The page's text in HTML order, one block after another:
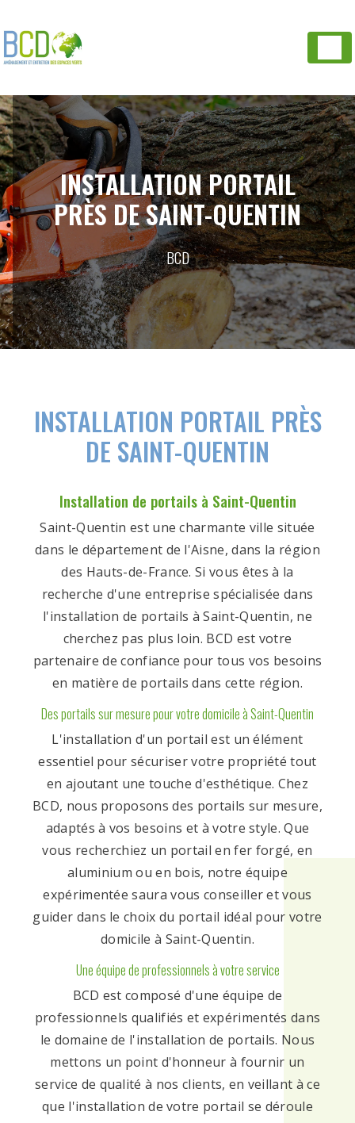
INSTALLATION PORTAIL
PRÈS DE SAINT-QUENTIN
BCD
INSTALLATION PORTAIL PRÈS
DE SAINT-QUENTIN
Installation de portails à Saint-Quentin
Saint-Quentin est une charmante ville située
dans le département de l'Aisne, dans la région
des Hauts-de-France. Si vous êtes à la
recherche d'une entreprise spécialisée dans
l'installation de portails à Saint-Quentin, ne
cherchez pas plus loin. BCD est votre
partenaire de confiance pour tous vos besoins
en matière de portails dans cette région.
Des portails sur mesure pour votre domicile à Saint-Quentin
L'installation d'un portail est un élément
essentiel pour sécuriser votre propriété tout
en ajoutant une touche d'esthétique. Chez
BCD, nous proposons des portails sur mesure,
adaptés à vos besoins et à votre style. Que
vous recherchiez un portail en fer forgé, en
aluminium ou en bois, notre équipe
expérimentée saura vous conseiller et vous
guider dans le choix du portail idéal pour votre
domicile à Saint-Quentin.
Une équipe de professionnels à votre service
BCD est composé d'une équipe de
professionnels qualifiés et expérimentés dans
le domaine de l'installation de portails. Nous
mettons un point d'honneur à fournir un
service de qualité à nos clients, en veillant à ce
que l'installation de votre portail se déroule